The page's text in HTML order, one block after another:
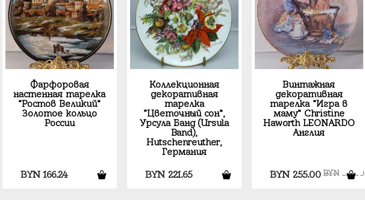
Фарфоровая
настенная тарелка
“Ростов Великий”
Золотое кольцо
России
BYN166.24
Коллекционная
декоративная
тарелка
“Цветочный сон”,
Урсула Банд (Ursula
Band),
Hutschenreuther,
Германия
BYN221.65
Винтажная
декоративная
тарелка “Игра в
маму” Christine
Haworth LEONARDO
Англия
BYN 510.00
Первоначальная
BYN255.00Текущая